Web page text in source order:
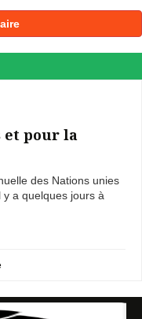
et pour la
des Nations unies
a quelques jours à